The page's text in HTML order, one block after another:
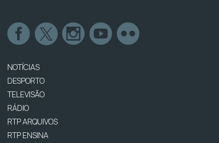
NOTÍCIAS
DESPORTO
TELEVISÃO
RÁDIO
RTP ARQUIVOS
RTP ENSINA